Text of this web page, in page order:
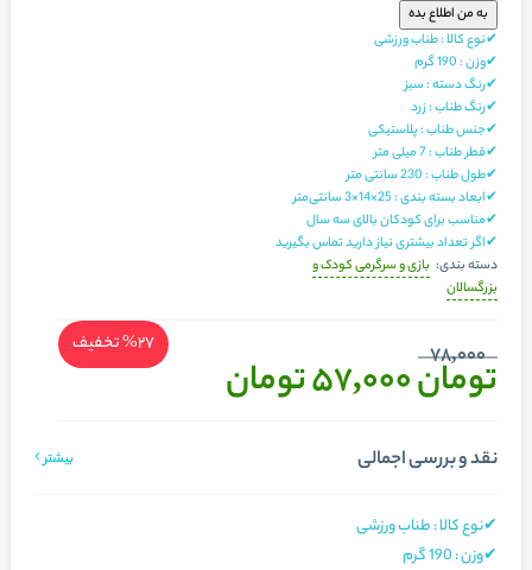
✔نوع کالا : طناب ورزشی
✔وزن : 190 گرم
✔رنگ دسته : سبز
✔رنگ طناب : زرد
✔جنس طناب : پلاستیکی
✔قطر طناب : 7 میلی متر
✔طول طناب : 230 سانتی متر
✔ابعاد بسته بندی : 25×14×3 سانتی‌متر
✔مناسب برای کودکان بالای سه سال
✔اگر تعداد بیشتری نیاز دارید تماس بگیرید
دسته بندی: بازی و سرگرمی کودک و
بزرگسالان
78,000
تومان 57,000 تومان
%27تخفیف
نقد و بررسی اجمالی بیشتر
✔نوع کالا : طناب ورزشی
✔وزن : 190 گرم